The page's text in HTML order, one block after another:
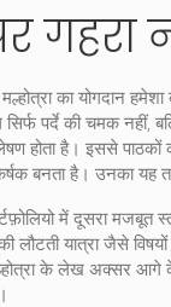
गहरा
का योगदान
सिर्फ पर्दे की चमक
होता है। इससे
है। उनका यह
में दूसरा मजबूत
लौटती यात्रा जैसे
के लेख अक्सर आगे